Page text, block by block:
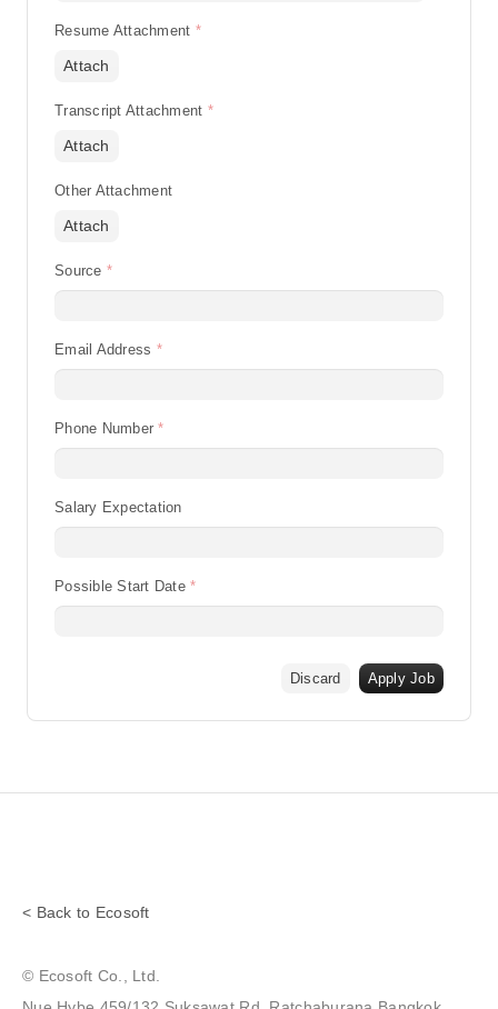
Resume Attachment
Attach
Transcript Attachment
Attach
Other Attachment
Attach
Source
Email Address
Phone Number
Salary Expectation
Possible Start Date
Discard Apply Job
< Back to Ecosoft
© Ecosoft Co., Ltd.